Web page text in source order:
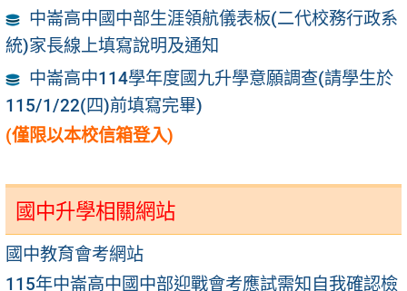
中崙高中國中部生涯領航儀表板(二代校務行政系
統)家長線上填寫說明及通知
中崙高中114學年度國九升學意願調查(請學生於
115/1/22(四)前填寫完畢)
(僅限以本校信箱登入)
國中升學相關網站
國中教育會考網站
115年中崙高中國中部迎戰會考應試需知自我確認檢